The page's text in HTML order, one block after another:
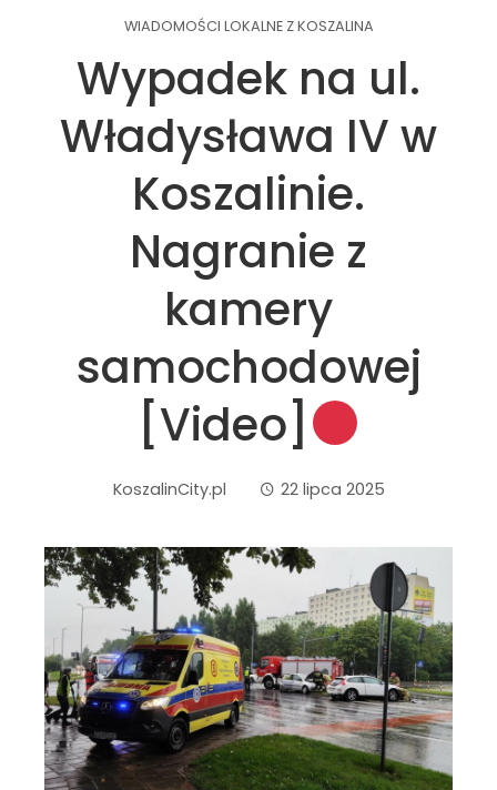
WIADOMOŚCI LOKALNE Z KOSZALINA
Wypadek na ul.
Władysława IV w
Koszalinie.
Nagranie z
kamery
samochodowej
[Video]
KoszalinCity.pl 22 lipca 2025